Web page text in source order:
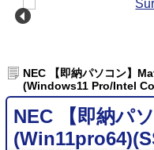
NEC 【即納パソコン】
(Windows11 Pro/Intel
NEC 【即納パ